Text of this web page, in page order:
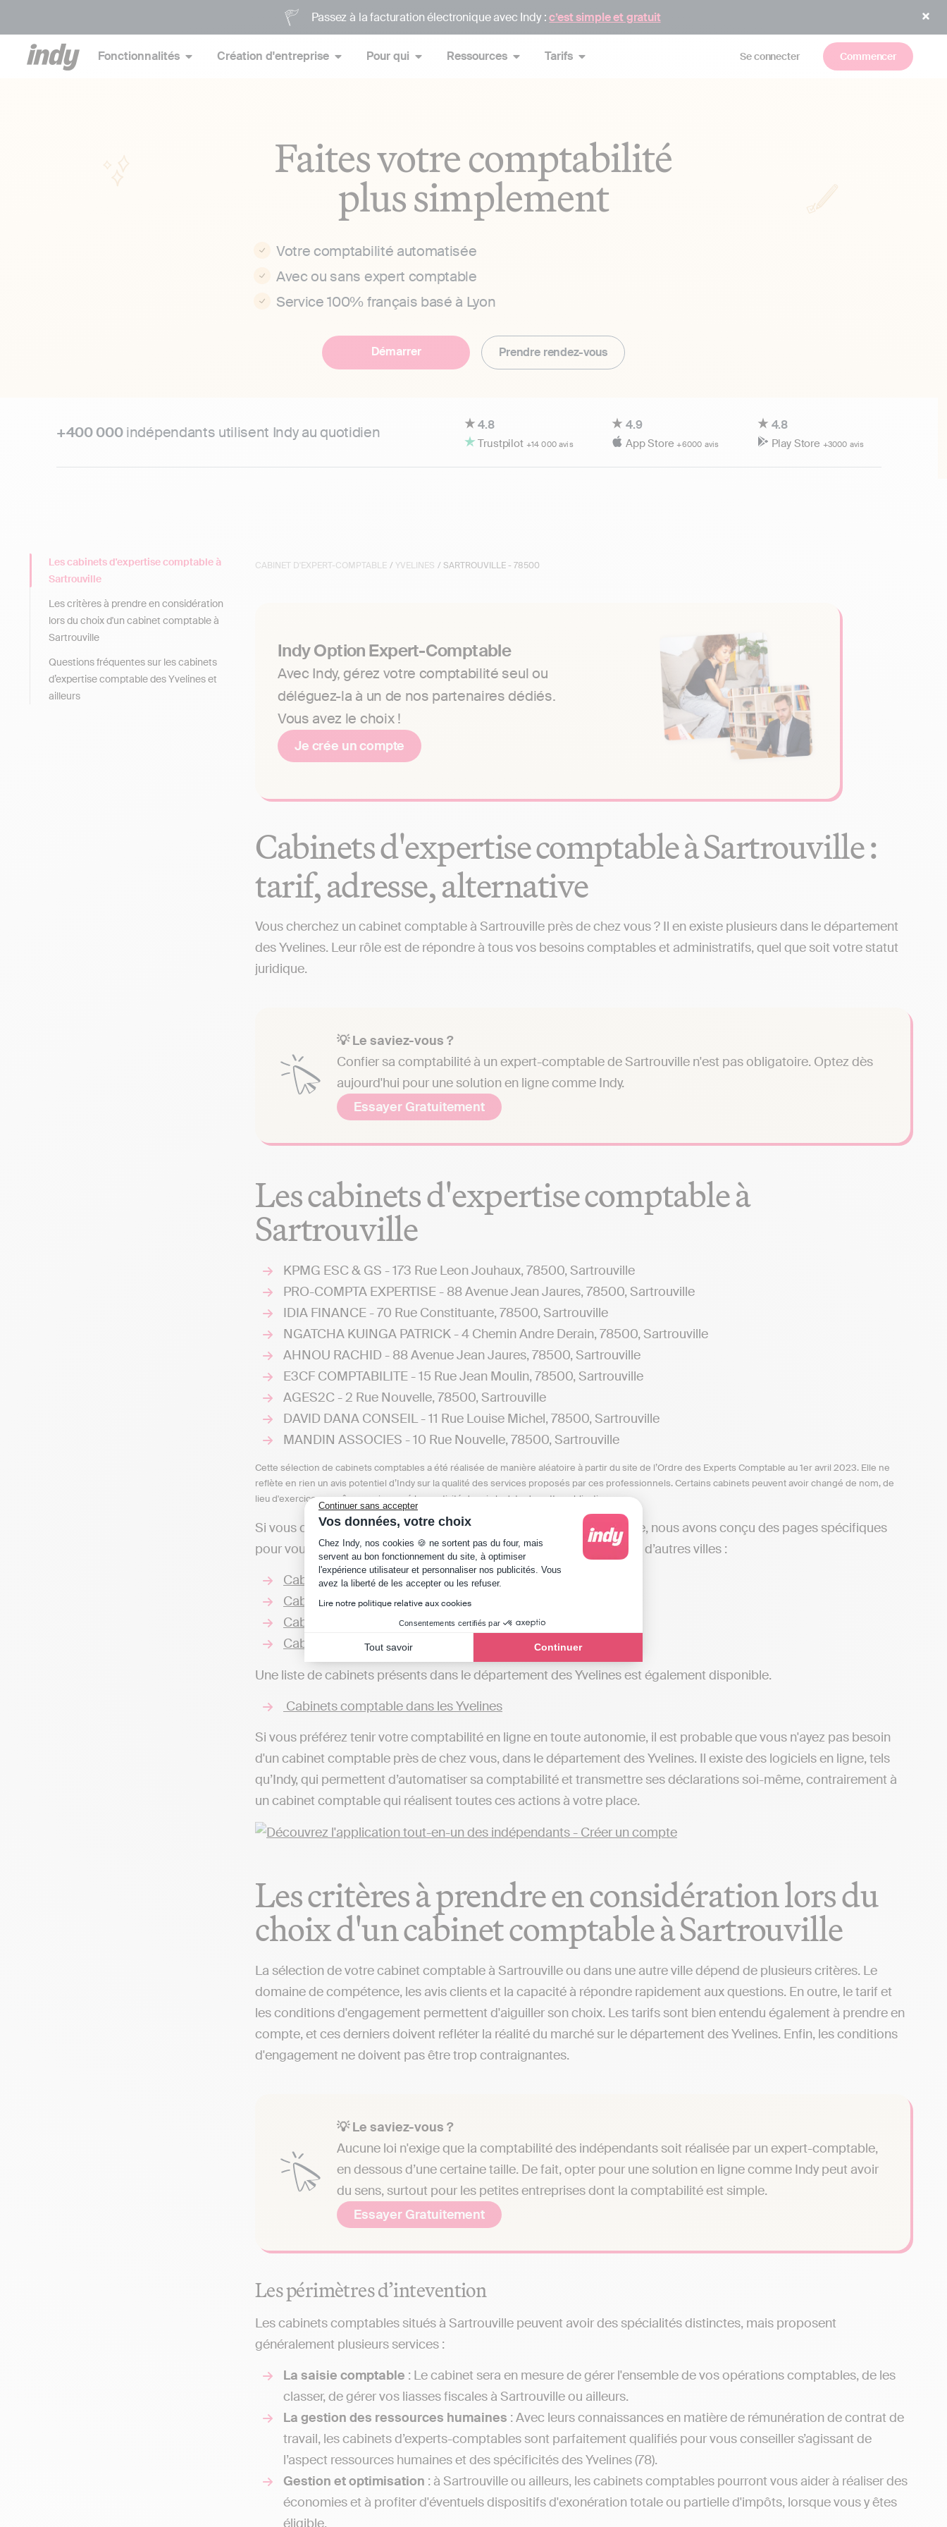
Continuer sans accepter
Vos données, votre choix
Plateforme de Gestion du Consentement : Personnalisez vos Options
Chez Indy, nos cookies 🍪 ne sortent pas du four, mais
servent au bon fonctionnement du site, à optimiser
l'expérience utilisateur et personnaliser nos publicités. Vous
avez la liberté de les accepter ou les refuser.
Lire notre politique relative aux cookies
Consentements certifiés par
Tout savoir Continuer
Axeptio consent
Passez à la facturation électronique avec Indy :c’est simple et gratuit
Fonctionnalités Création d'entreprise Pour qui Ressources Tarifs Se connecter Commencer
Faites votre comptabilité
plus simplement
Votre comptabilité automatisée
Avec ou sans expert comptable
Service 100% français basé à Lyon
Démarrer Prendre rendez-vous
+400 000indépendants utilisent Indy au quotidien 4.8
Trustpilot +14 000 avis
4.9
App Store+6000 avis
4.8
Play Store +3000 avis
CABINET D'EXPERT-COMPTABLE / YVELINES / SARTROUVILLE - 78500
Indy Option Expert-Comptable
Avec Indy, gérez votre comptabilité seul ou
déléguez-la à un de nos partenaires dédiés.
Vous avez le choix !
Je crée un compte
Cabinets d'expertise comptable à Sartrouville :
tarif, adresse, alternative
Vous cherchez un cabinet comptable à Sartrouville près de chez vous ? Il en existe plusieurs dans le département
des Yvelines. Leur rôle est de répondre à tous vos besoins comptables et administratifs, quel que soit votre statut
juridique.
💡 Le saviez-vous ?
Confier sa comptabilité à un expert-comptable de Sartrouville n'est pas obligatoire. Optez dès
aujourd'hui pour une solution en ligne comme Indy.
Essayer Gratuitement
Les cabinets d'expertise comptable à
Sartrouville
KPMG ESC & GS - 173 Rue Leon Jouhaux, 78500, Sartrouville
PRO-COMPTA EXPERTISE - 88 Avenue Jean Jaures, 78500, Sartrouville
IDIA FINANCE - 70 Rue Constituante, 78500, Sartrouville
NGATCHA KUINGA PATRICK - 4 Chemin Andre Derain, 78500, Sartrouville
AHNOU RACHID - 88 Avenue Jean Jaures, 78500, Sartrouville
E3CF COMPTABILITE - 15 Rue Jean Moulin, 78500, Sartrouville
AGES2C - 2 Rue Nouvelle, 78500, Sartrouville
DAVID DANA CONSEIL - 11 Rue Louise Michel, 78500, Sartrouville
MANDIN ASSOCIES - 10 Rue Nouvelle, 78500, Sartrouville
Cette sélection de cabinets comptables a été réalisée de manière aléatoire à partir du site de l’Ordre des Experts Comptable au 1er avril 2023. Elle ne
reflète en rien un avis potentiel d’Indy sur la qualité des services proposés par ces professionnels. Certains cabinets peuvent avoir changé de nom, de
lieu d'exercice, ou même avoir cessé leur activité depuis la date de cette publication.
Si vous cherchez un cabinet comptable aux alentours de Sartrouville, nous avons conçu des pages spécifiques
pour vous donner des détails sur les cabinets d'experts-comptables d’autres villes :
Cabinets comptable à Poissy
Cabinets comptable à Saint-Germain-en-Laye
Cabinets comptable à Porcheville
Cabinets comptable à Flins-sur-Seine
Une liste de cabinets présents dans le département des Yvelines est également disponible.
Cabinets comptable dans les Yvelines
Si vous préférez tenir votre comptabilité en ligne en toute autonomie, il est probable que vous n'ayez pas besoin
d'un cabinet comptable près de chez vous, dans le département des Yvelines. Il existe des logiciels en ligne, tels
qu’Indy, qui permettent d’automatiser sa comptabilité et transmettre ses déclarations soi-même, contrairement à
un cabinet comptable qui réalisent toutes ces actions à votre place.
Les critères à prendre en considération lors du
choix d'un cabinet comptable à Sartrouville
La sélection de votre cabinet comptable à Sartrouville ou dans une autre ville dépend de plusieurs critères. Le
domaine de compétence, les avis clients et la capacité à répondre rapidement aux questions. En outre, le tarif et
les conditions d'engagement permettent d'aiguiller son choix. Les tarifs sont bien entendu également à prendre en
compte, et ces derniers doivent refléter la réalité du marché sur le département des Yvelines. Enfin, les conditions
d'engagement ne doivent pas être trop contraignantes.
💡 Le saviez-vous ?
Aucune loi n'exige que la comptabilité des indépendants soit réalisée par un expert-comptable,
en dessous d’une certaine taille. De fait, opter pour une solution en ligne comme Indy peut avoir
du sens, surtout pour les petites entreprises dont la comptabilité est simple.
Essayer Gratuitement
Les périmètres d’intevention
Les cabinets comptables situés à Sartrouville peuvent avoir des spécialités distinctes, mais proposent
généralement plusieurs services :
La saisie comptable : Le cabinet sera en mesure de gérer l'ensemble de vos opérations comptables, de les
classer, de gérer vos liasses fiscales à Sartrouville ou ailleurs.
La gestion des ressources humaines : Avec leurs connaissances en matière de rémunération de contrat de
travail, les cabinets d’experts-comptables sont parfaitement qualifiés pour vous conseiller s’agissant de
l’aspect ressources humaines et des spécificités des Yvelines (78).
Gestion et optimisation : à Sartrouville ou ailleurs, les cabinets comptables pourront vous aider à réaliser des
économies et à profiter d'éventuels dispositifs d'exonération totale ou partielle d'impôts, lorsque vous y êtes
éligible.
Les cabinets d'expertise comptable à
Sartrouville
Les critères à prendre en considération
lors du choix d'un cabinet comptable à
Sartrouville
Questions fréquentes sur les cabinets
d’expertise comptable des Yvelines et
ailleurs